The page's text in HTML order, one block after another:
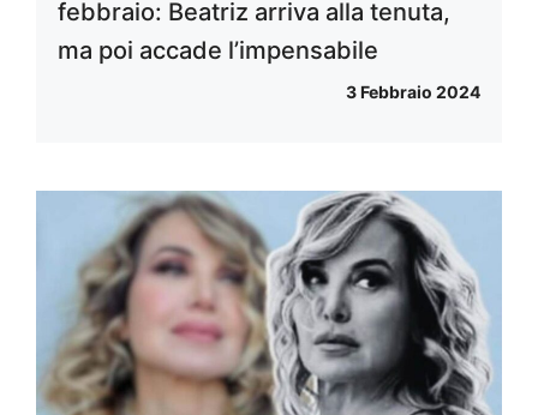
febbraio: Beatriz arriva alla tenuta,
ma poi accade l’impensabile
3 Febbraio 2024